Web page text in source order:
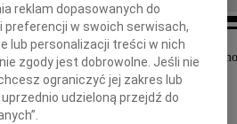
smutkiem i żalem przyjęliśmy
o śmierci
Pana
reklam dopasowanych do
preferencji w swoich serwisach,
lub personalizacji treści w nich
zgody jest dobrowolne. Jeśli nie
ograniczyć jej zakres lub
udzieloną przejdź do